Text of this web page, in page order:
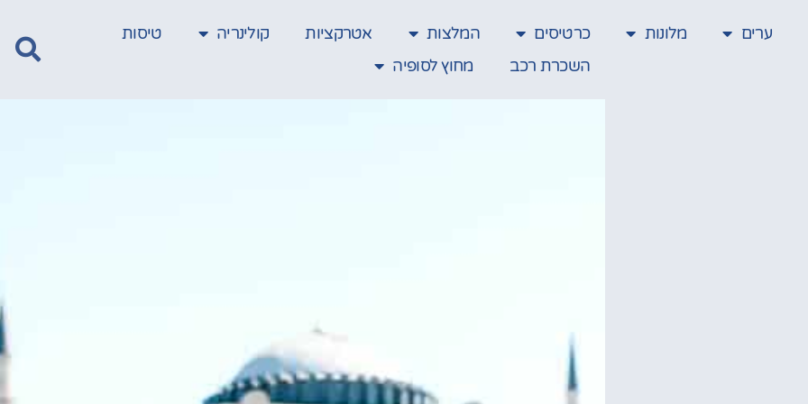
ערים מלונות כרטיסים המלצות אטרקציות קולינריה
טיסות
השכרת רכב
מחוץ לסופיה